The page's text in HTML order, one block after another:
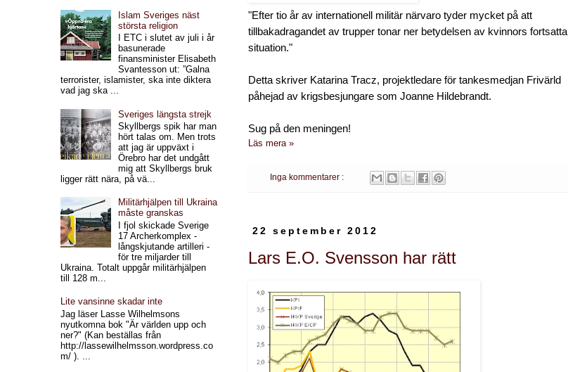
"Efter tio år av internationell militär närvaro tyder mycket på att
tillbakadragandet av trupper tonar ner betydelsen av kvinnors fortsatta
situation."
Detta skriver Katarina Tracz, projektledare för tankesmedjan Frivärld
påhejad av krigsbesjungare som Joanne Hildebrandt.
Sug på den meningen!
Läs mera »
Inga kommentarer :
22 september 2012
Lars E.O. Svensson har rätt
Islam Sveriges näst
största religion
I ETC i slutet av juli i år
basunerade
finansminister Elisabeth
Svantesson ut: ”Galna
terrorister, islamister, ska inte diktera
vad jag ska ...
Sveriges längsta strejk
Skyllbergs spik har man
hört talas om. Men trots
att jag är uppväxt i
Örebro har det undgått
mig att Skyllbergs bruk
ligger rätt nära, på vä...
Militärhjälpen till Ukraina
måste granskas
I fjol skickade Sverige
17 Archerkomplex -
långskjutande artilleri -
för tre miljarder till
Ukraina. Totalt uppgår militärhjälpen
till 128 m...
Lite vansinne skadar inte
Jag läser Lasse Wilhelmsons
nyutkomna bok "Är världen upp och
ner?" (Kan beställas från
http://lassewilhelmsson.wordpress.co
m/ ). ...